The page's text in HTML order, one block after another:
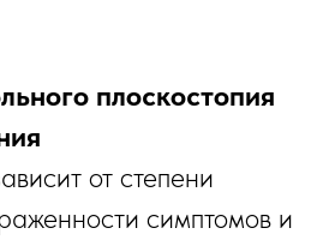
плоскостопия
от степени
симптомов и